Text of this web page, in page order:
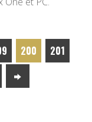
200
201